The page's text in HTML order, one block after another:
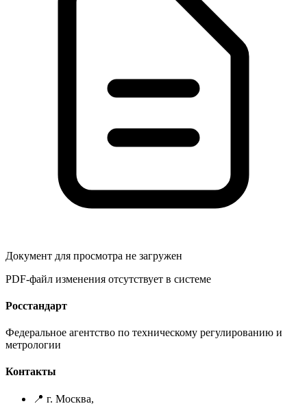
Документ для просмотра не загружен
PDF-файл изменения отсутствует в системе
Росстандарт
Федеральное агентство по техническому регулированию и
метрологии
Контакты
📍 г. Москва,